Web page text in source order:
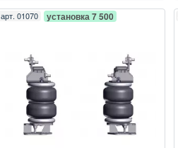
арт. 01070 установка 7 500